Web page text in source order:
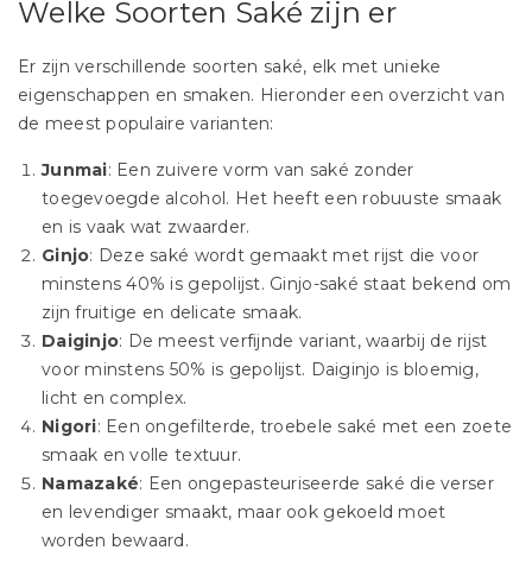
Welke Soorten Saké zijn er
Er zijn verschillende soorten saké, elk met unieke
eigenschappen en smaken. Hieronder een overzicht van
de meest populaire varianten:
Junmai: Een zuivere vorm van saké zonder
toegevoegde alcohol. Het heeft een robuuste smaak
en is vaak wat zwaarder.
Ginjo: Deze saké wordt gemaakt met rijst die voor
minstens 40% is gepolijst. Ginjo-saké staat bekend om
zijn fruitige en delicate smaak.
Daiginjo: De meest verfijnde variant, waarbij de rijst
voor minstens 50% is gepolijst. Daiginjo is bloemig,
licht en complex.
Nigori: Een ongefilterde, troebele saké met een zoete
smaak en volle textuur.
Namazaké: Een ongepasteuriseerde saké die verser
en levendiger smaakt, maar ook gekoeld moet
worden bewaard.